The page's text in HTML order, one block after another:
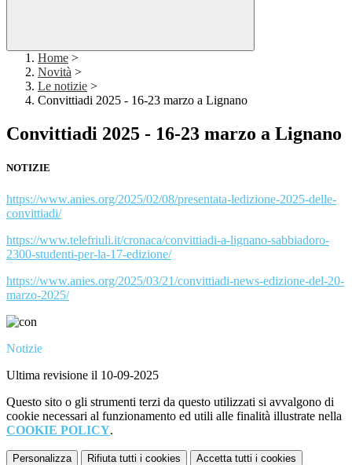
Home >
Novità >
Le notizie >
Convittiadi 2025 - 16-23 marzo a Lignano
Convittiadi 2025 - 16-23 marzo a Lignano
NOTIZIE
https://www.anies.org/2025/02/08/presentata-ledizione-2025-delle-
convittiadi/
https://www.telefriuli.it/cronaca/convittiadi-a-lignano-sabbiadoro-
2300-studenti-per-la-17-edizione/
https://www.anies.org/2025/03/21/convittiadi-news-edizione-del-20-
marzo-2025/
Notizie
Ultima revisione il 10-09-2025
Questo sito o gli strumenti terzi da questo utilizzati si avvalgono di
cookie necessari al funzionamento ed utili alle finalità illustrate nella
COOKIE POLICY.
Personalizza Rifiuta tutti i cookies Accetta tutti i cookies